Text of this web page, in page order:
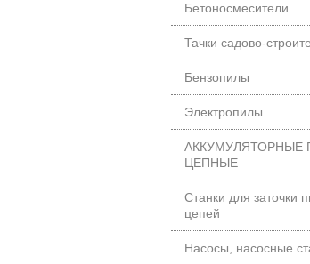
Бетоносмесители
Тачки садово-
Бензопилы
Электропилы
АККУМУЛЯТОРНЫЕ
ЦЕПНЫЕ
Станки для заточки
цепей
Насосы, насосные